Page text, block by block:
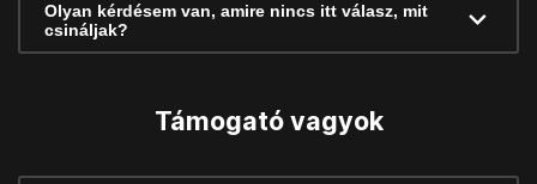
Olyan kérdésem van, amire nincs itt válasz, mit
csináljak?
Támogató vagyok